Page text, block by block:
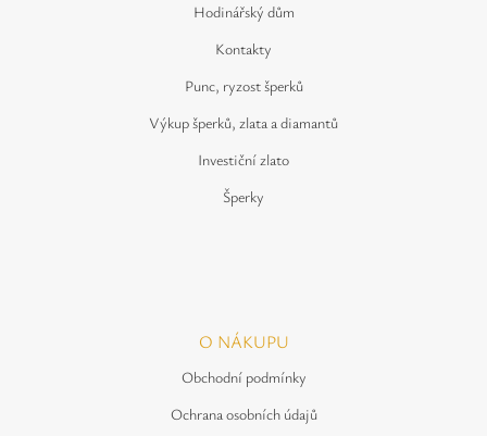
Hodinářský dům
Kontakty
Punc, ryzost šperků
Výkup šperků, zlata a diamantů
Investiční zlato
Šperky
O NÁKUPU
Obchodní podmínky
Ochrana osobních údajů